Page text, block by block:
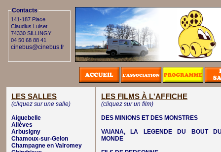
Contacts
141-187 Place
Claudius Luiset
74330 SILLINGY
04 50 68 88 41
cinebus@cinebus.fr
LES SALLES
(cliquez sur une salle)
Aiguebelle
Allèves
Arbusigny
Chamoux-sur-Gelon
Champagne en Valromey
LES FILMS À L'AFFICHE
(cliquez sur un film)
DES MINIONS ET DES MONSTRES
VAIANA, LA LEGENDE DU BOUT
MONDE